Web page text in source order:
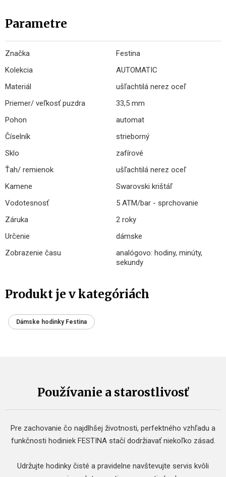
Parametre
Značka
Festina
Kolekcia
AUTOMATIC
Materiál
ušľachtilá nerez oceľ
Priemer/ veľkosť puzdra
33,5 mm
Pohon
automat
Číselník
strieborný
Sklo
zafírové
Ťah/ remienok
ušľachtilá nerez oceľ
Kamene
Swarovski krištáľ
Vodotesnosť
5 ATM/bar - sprchovanie
Záruka
2 roky
Určenie
dámske
Zobrazenie času
analógovo: hodiny, minúty,
sekundy
Produkt je v kategóriách
Dámske hodinky Festina
Používanie a starostlivosť
Pre zachovanie čo najdlhšej životnosti, perfektného vzhľadu a
funkčnosti hodiniek FESTINA stačí dodržiavať niekoľko zásad.
Udržujte hodinky čisté a pravidelne navštevujte servis kvôli